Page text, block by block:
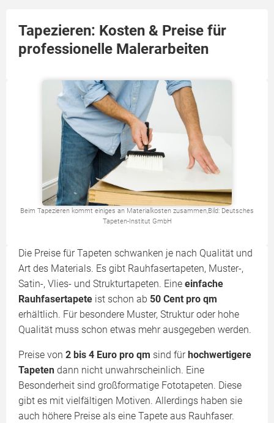
Tapezieren: Kosten & Preise für
professionelle Malerarbeiten
Beim Tapezieren kommt einiges an Materialkosten zusammen,Bild: Deutsches
Tapeten-Institut GmbH
Die Preise für Tapeten schwanken je nach Qualität und
Art des Materials. Es gibt Rauhfasertapeten, Muster-,
Satin-, Vlies- und Strukturtapeten. Eine einfache
Rauhfasertapete ist schon ab 50 Cent pro qm
erhältlich. Für besondere Muster, Struktur oder hohe
Qualität muss schon etwas mehr ausgegeben werden.
Preise von 2 bis 4 Euro pro qm sind für hochwertigere
Tapeten dann nicht unwahrscheinlich. Eine
Besonderheit sind großformatige Fototapeten. Diese
gibt es mit vielfältigen Motiven. Allerdings haben sie
auch höhere Preise als eine Tapete aus Rauhfaser.